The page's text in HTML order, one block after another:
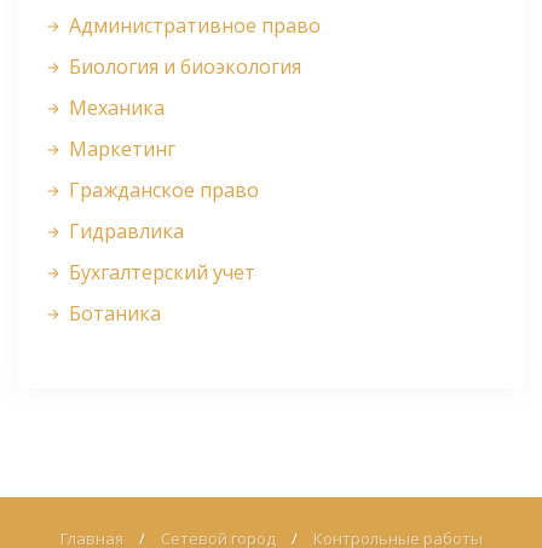
Административное право
Биология и биоэкология
Механика
Маркетинг
Гражданское право
Гидравлика
Бухгалтерский учет
Ботаника
Главная / Сетевой город / Контрольные работы